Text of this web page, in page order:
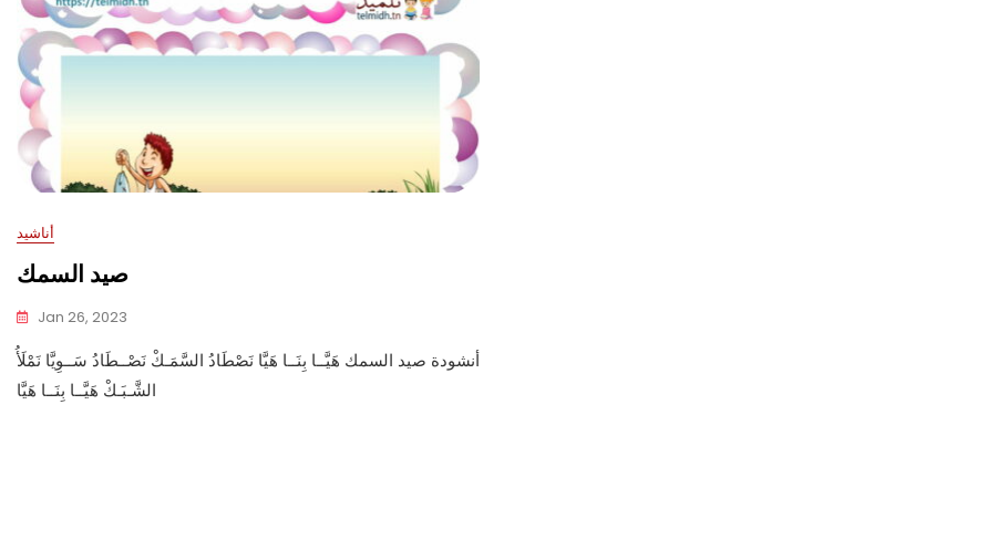
أناشيد
صيد السمك
Jan 26, 2023
أنشودة صيد السمك هَيَّــا بِنَــا هَيَّا نَصْطَادُ السَّمَـكْ نَصْــطَادُ سَــوِيَّا نَمْلَأُ
الشَّـبَـكْ هَيَّــا بِنَــا هَيَّا